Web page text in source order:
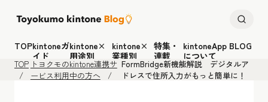
TOPkintoneガ
イド
kintone×
用途別
kintone×
業種別
特集・
連載
kintoneApp BLOG
について
TOP トヨクモのkintone連携サ
ービス利用中の方へ
FormBridge新機能解説 デジタルア
ドレスで住所入力がもっと簡単に！